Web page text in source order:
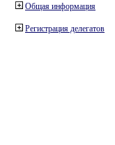
Общая информация
Регистрация делегатов